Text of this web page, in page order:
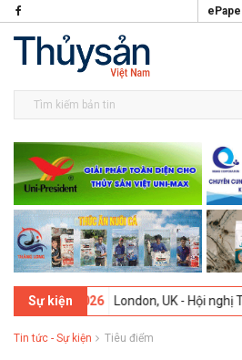
Sự kiện
02-2026 London, UK - Hội nghị Thượng
Tin tức - Sự kiện Tiêu điểm